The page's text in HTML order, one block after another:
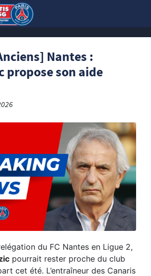
Nantes :
propose son aide
du FC Nantes en Ligue 2,
pourrait rester proche du club
cet été. L’entraîneur des Canaris